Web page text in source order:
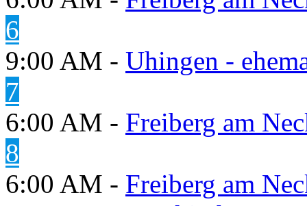
6
9:00 AM - Uhingen -
7
6:00 AM - Freiberg am
8
6:00 AM - Freiberg am